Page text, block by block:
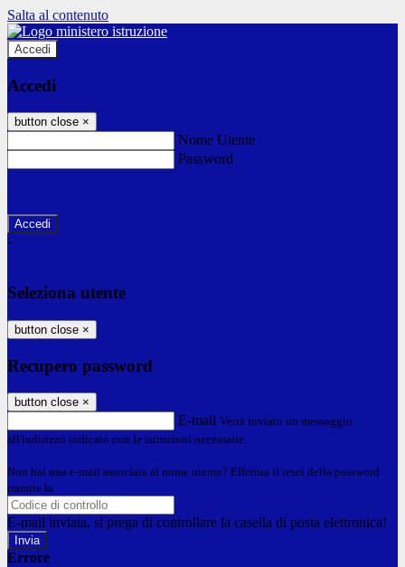
Salta al contenuto
Accedi
Accedi
button close ×
Nome Utente
Password
-
Seleziona utente
button close ×
Recupero password
button close ×
E-mail Verrà inviato un messaggio
all'indirizzo indicato con le istruzioni necessarie.
Non hai una e-mail associata al nome utente? Effettua il reset della password
tramite la
E-mail inviata, si prega di controllare la casella di posta elettronica!
Errore